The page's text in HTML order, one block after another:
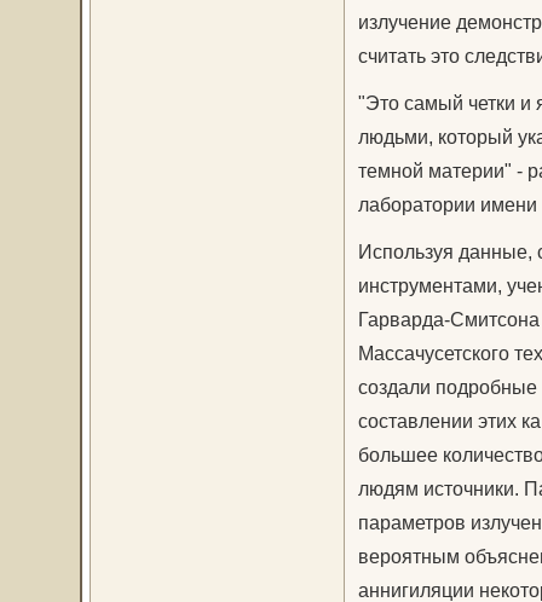
излучение
считать это
"Это самый четки и
людьми, который
темной материи" -
лаборатории
Используя данные,
инструментами,
Гарварда-
Массачусетского
создали подробные
составлении этих
большее
людям источники.
параметров
вероятным
аннигиляции